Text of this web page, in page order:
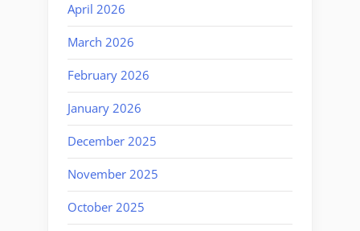
April 2026
March 2026
February 2026
January 2026
December 2025
November 2025
October 2025